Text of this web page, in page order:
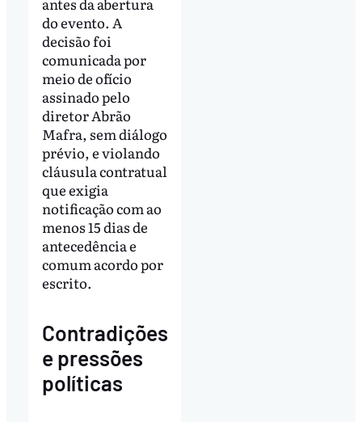
do evento. A
decisão foi
comunicada por
meio de ofício
assinado pelo
diretor Abrão
Mafra, sem diálogo
prévio, e violando
cláusula contratual
que exigia
notificação com ao
menos 15 dias de
antecedência e
comum acordo por
escrito.
Contradições
e pressões
políticas